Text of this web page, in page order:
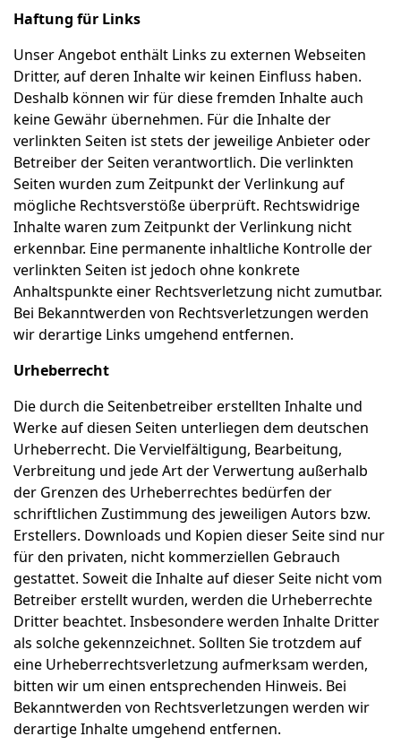
Haftung für Links
Unser Angebot enthält Links zu externen Webseiten
Dritter, auf deren Inhalte wir keinen Einfluss haben.
Deshalb können wir für diese fremden Inhalte auch
keine Gewähr übernehmen. Für die Inhalte der
verlinkten Seiten ist stets der jeweilige Anbieter oder
Betreiber der Seiten verantwortlich. Die verlinkten
Seiten wurden zum Zeitpunkt der Verlinkung auf
mögliche Rechtsverstöße überprüft. Rechtswidrige
Inhalte waren zum Zeitpunkt der Verlinkung nicht
erkennbar. Eine permanente inhaltliche Kontrolle der
verlinkten Seiten ist jedoch ohne konkrete
Anhaltspunkte einer Rechtsverletzung nicht zumutbar.
Bei Bekanntwerden von Rechtsverletzungen werden
wir derartige Links umgehend entfernen.
Urheberrecht
Die durch die Seitenbetreiber erstellten Inhalte und
Werke auf diesen Seiten unterliegen dem deutschen
Urheberrecht. Die Vervielfältigung, Bearbeitung,
Verbreitung und jede Art der Verwertung außerhalb
der Grenzen des Urheberrechtes bedürfen der
schriftlichen Zustimmung des jeweiligen Autors bzw.
Erstellers. Downloads und Kopien dieser Seite sind nur
für den privaten, nicht kommerziellen Gebrauch
gestattet. Soweit die Inhalte auf dieser Seite nicht vom
Betreiber erstellt wurden, werden die Urheberrechte
Dritter beachtet. Insbesondere werden Inhalte Dritter
als solche gekennzeichnet. Sollten Sie trotzdem auf
eine Urheberrechtsverletzung aufmerksam werden,
bitten wir um einen entsprechenden Hinweis. Bei
Bekanntwerden von Rechtsverletzungen werden wir
derartige Inhalte umgehend entfernen.